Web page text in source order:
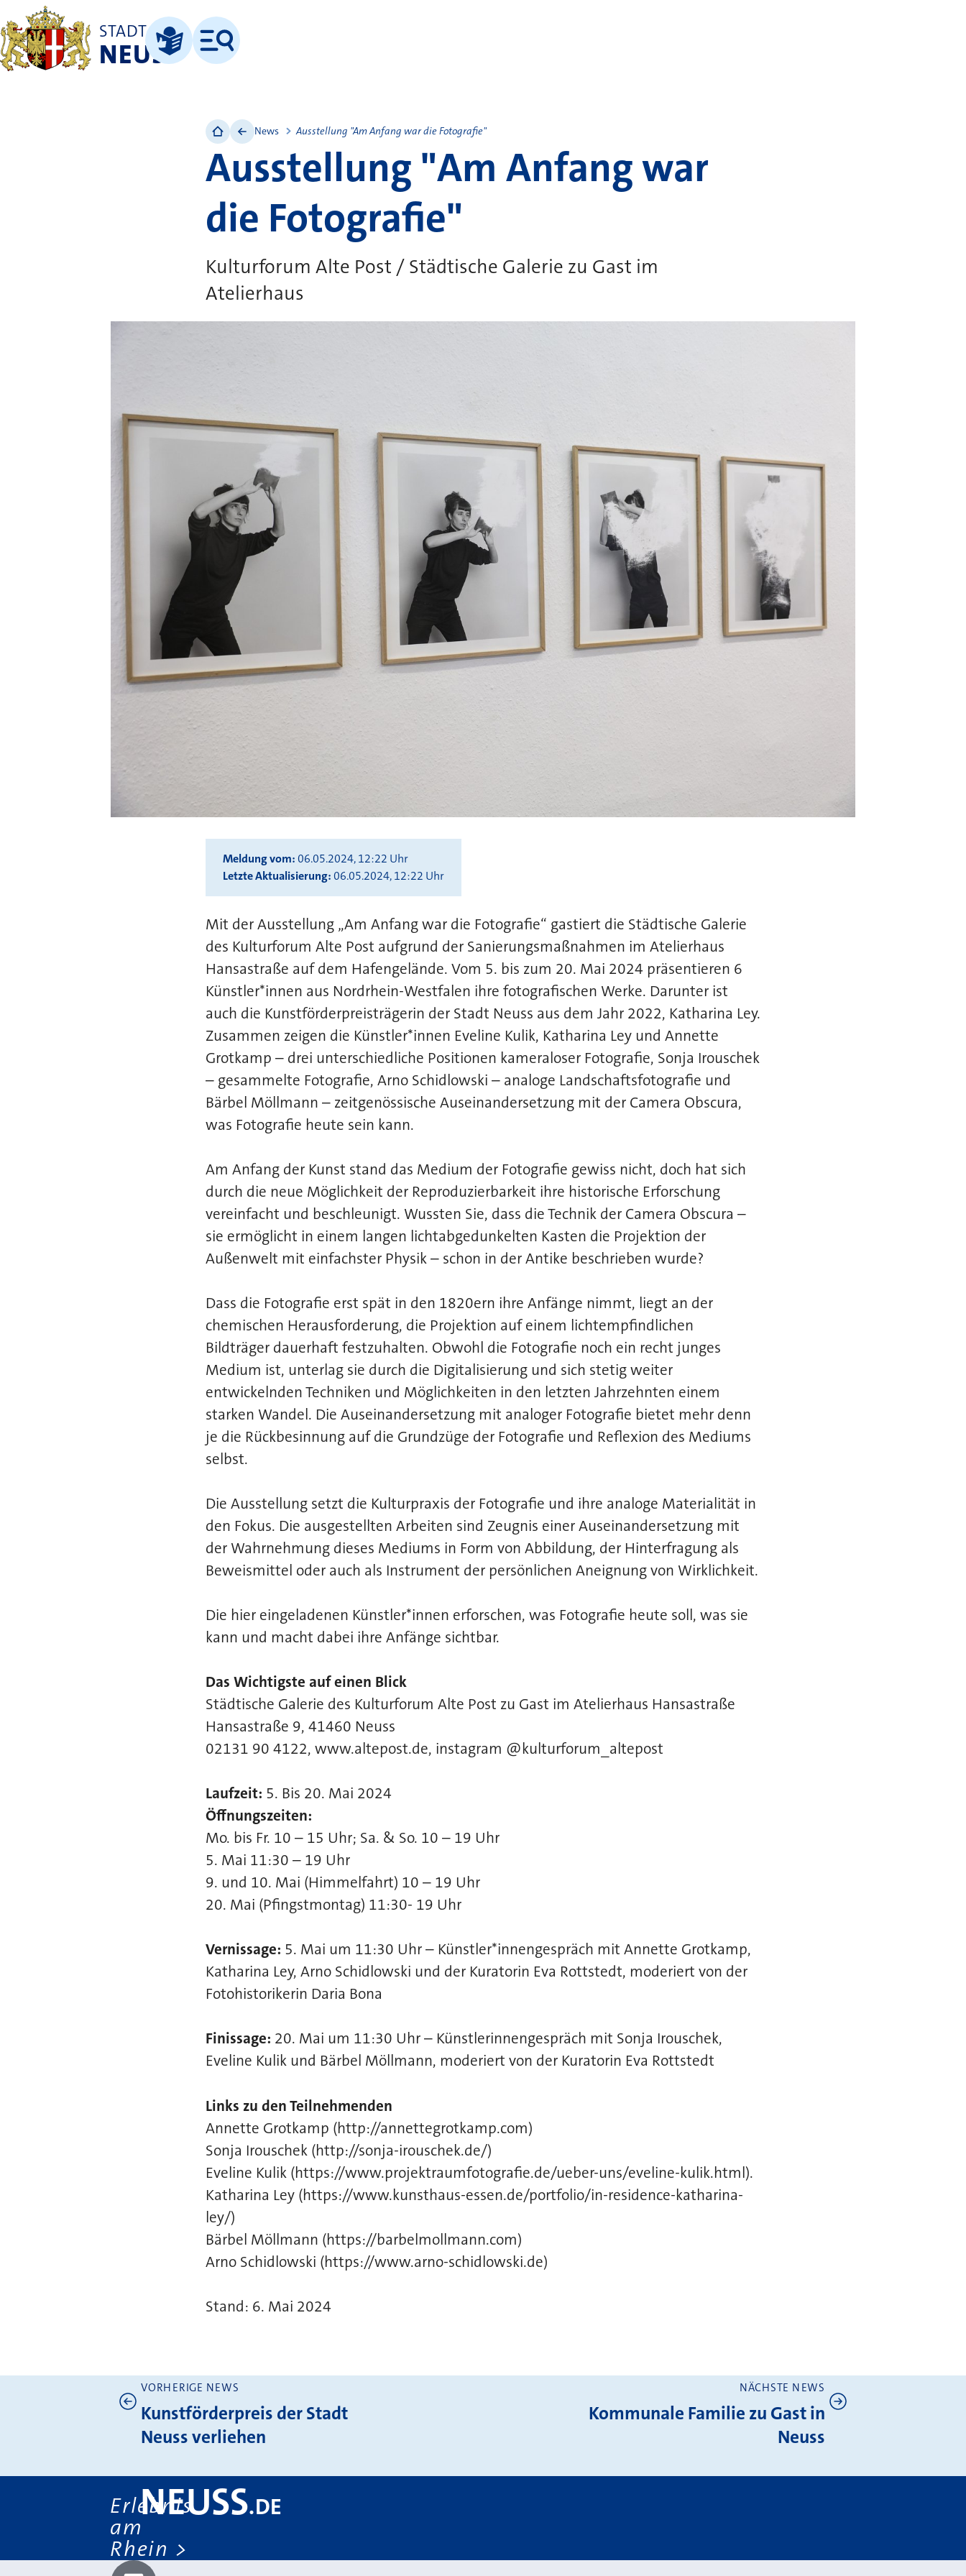
STADT
NEUSSLeichte Sprache
Menü
News Ausstellung "Am Anfang war die Fotografie"
Ausstellung "Am Anfang war
die Fotografie"
Kulturforum Alte Post / Städtische Galerie zu Gast im
Atelierhaus
Meldung vom 06.05.2024, 12:22 Uhr
Letzte Aktualisierung 06.05.2024, 12:22 Uhr
Mit der Ausstellung „Am Anfang war die Fotografie“ gastiert die Städtische Galerie
des Kulturforum Alte Post aufgrund der Sanierungsmaßnahmen im Atelierhaus
Hansastraße auf dem Hafengelände. Vom 5. bis zum 20. Mai 2024 präsentieren 6
Künstler*innen aus Nordrhein-Westfalen ihre fotografischen Werke. Darunter ist
auch die Kunstförderpreisträgerin der Stadt Neuss aus dem Jahr 2022, Katharina Ley.
Zusammen zeigen die Künstler*innen Eveline Kulik, Katharina Ley und Annette
Grotkamp – drei unterschiedliche Positionen kameraloser Fotografie, Sonja Irouschek
– gesammelte Fotografie, Arno Schidlowski – analoge Landschaftsfotografie und
Bärbel Möllmann – zeitgenössische Auseinandersetzung mit der Camera Obscura,
was Fotografie heute sein kann.
Am Anfang der Kunst stand das Medium der Fotografie gewiss nicht, doch hat sich
durch die neue Möglichkeit der Reproduzierbarkeit ihre historische Erforschung
vereinfacht und beschleunigt. Wussten Sie, dass die Technik der Camera Obscura –
sie ermöglicht in einem langen lichtabgedunkelten Kasten die Projektion der
Außenwelt mit einfachster Physik – schon in der Antike beschrieben wurde?
Dass die Fotografie erst spät in den 1820ern ihre Anfänge nimmt, liegt an der
chemischen Herausforderung, die Projektion auf einem lichtempfindlichen
Bildträger dauerhaft festzuhalten. Obwohl die Fotografie noch ein recht junges
Medium ist, unterlag sie durch die Digitalisierung und sich stetig weiter
entwickelnden Techniken und Möglichkeiten in den letzten Jahrzehnten einem
starken Wandel. Die Auseinandersetzung mit analoger Fotografie bietet mehr denn
je die Rückbesinnung auf die Grundzüge der Fotografie und Reflexion des Mediums
selbst.
Die Ausstellung setzt die Kulturpraxis der Fotografie und ihre analoge Materialität in
den Fokus. Die ausgestellten Arbeiten sind Zeugnis einer Auseinandersetzung mit
der Wahrnehmung dieses Mediums in Form von Abbildung, der Hinterfragung als
Beweismittel oder auch als Instrument der persönlichen Aneignung von Wirklichkeit.
Die hier eingeladenen Künstler*innen erforschen, was Fotografie heute soll, was sie
kann und macht dabei ihre Anfänge sichtbar.
Das Wichtigste auf einen Blick
Städtische Galerie des Kulturforum Alte Post zu Gast im Atelierhaus Hansastraße
Hansastraße 9, 41460 Neuss
02131 90 4122, www.altepost.de, instagram @kulturforum_altepost
Laufzeit: 5. Bis 20. Mai 2024
Öffnungszeiten:
Mo. bis Fr. 10 – 15 Uhr; Sa. & So. 10 – 19 Uhr
5. Mai 11:30 – 19 Uhr
9. und 10. Mai (Himmelfahrt) 10 – 19 Uhr
20. Mai (Pfingstmontag) 11:30- 19 Uhr
Vernissage: 5. Mai um 11:30 Uhr – Künstler*innengespräch mit Annette Grotkamp,
Katharina Ley, Arno Schidlowski und der Kuratorin Eva Rottstedt, moderiert von der
Fotohistorikerin Daria Bona
Finissage: 20. Mai um 11:30 Uhr – Künstlerinnengespräch mit Sonja Irouschek,
Eveline Kulik und Bärbel Möllmann, moderiert von der Kuratorin Eva Rottstedt
Links zu den Teilnehmenden
Annette Grotkamp (http://annettegrotkamp.com)
Sonja Irouschek (http://sonja-irouschek.de/)
Eveline Kulik (https://www.projektraumfotografie.de/ueber-uns/eveline-kulik.html).
Katharina Ley (https://www.kunsthaus-essen.de/portfolio/in-residence-katharina-
ley/)
Bärbel Möllmann (https://barbelmollmann.com)
Arno Schidlowski (https://www.arno-schidlowski.de)
Stand: 6. Mai 2024
Weitere News
VORHERIGE NEWS
Kunstförderpreis der Stadt
Neuss verliehen
NÄCHSTE NEWS
Kommunale Familie zu Gast in
Neuss
Erlebnis
am
Rhein
NEUSS.DE